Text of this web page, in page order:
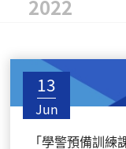
2022
13
Jun
「學警預備訓